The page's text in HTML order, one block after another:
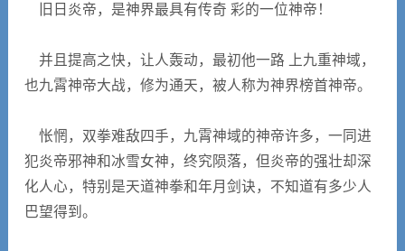
旧日炎帝，是神界最具有传奇 彩的一位神帝！
并且提高之快，让人轰动，最初他一路 上九重神域，
也九霄神帝大战，修为通天，被人称为神界榜首神帝。
怅惘，双拳难敌四手，九霄神域的神帝许多，一同进
犯炎帝邪神和冰雪女神，终究陨落，但炎帝的强壮却深
化人心，特别是天道神拳和年月剑诀，不知道有多少人
巴望得到。